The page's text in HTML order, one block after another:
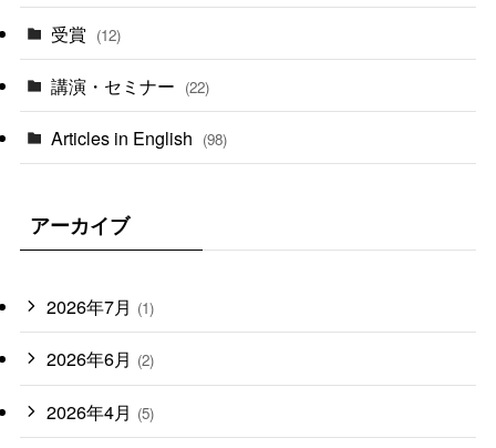
受賞 (12)
講演・セミナー (22)
Articles in English (98)
アーカイブ
2026年7月 (1)
2026年6月 (2)
2026年4月 (5)